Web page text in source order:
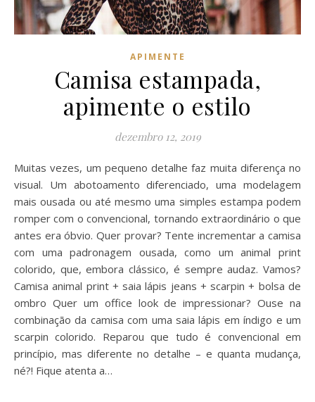
APIMENTE
Camisa estampada,
apimente o estilo
dezembro 12, 2019
Muitas vezes, um pequeno detalhe faz muita diferença no
visual. Um abotoamento diferenciado, uma modelagem
mais ousada ou até mesmo uma simples estampa podem
romper com o convencional, tornando extraordinário o que
antes era óbvio. Quer provar? Tente incrementar a camisa
com uma padronagem ousada, como um animal print
colorido, que, embora clássico, é sempre audaz. Vamos?
Camisa animal print + saia lápis jeans + scarpin + bolsa de
ombro Quer um office look de impressionar? Ouse na
combinação da camisa com uma saia lápis em índigo e um
scarpin colorido. Reparou que tudo é convencional em
princípio, mas diferente no detalhe – e quanta mudança,
né?! Fique atenta a…